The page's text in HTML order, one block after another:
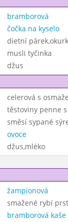
bramborová
čočka na kyselo
dietní
musli tyčinka
džus
celerová s
těstoviny penne
směsí sypané
ovoce
džus,mléko
žampionová
smažené rybí
bramborová kaše